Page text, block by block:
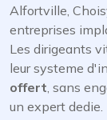
Alfortville,
entreprises
Les dirigeants
leur systeme
offert, sans
un expert dedie.